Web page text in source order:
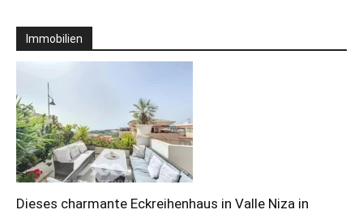
Immobilien
Dieses charmante Eckreihenhaus in Valle Niza in